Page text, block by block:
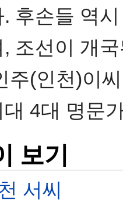
. 후손들 역
, 조선이 개
주(인천)이
대 4대 명문
보기
서씨